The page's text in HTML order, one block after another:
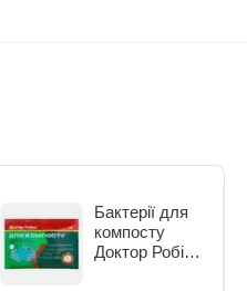
Бактерії для
компосту
Доктор Робік